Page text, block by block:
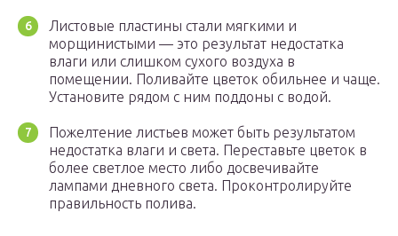
Листовые пластины стали мягкими и
морщинистыми — это результат недостатка
влаги или слишком сухого воздуха в
помещении. Поливайте цветок обильнее и чаще.
Установите рядом с ним поддоны с водой.
Пожелтение листьев может быть результатом
недостатка влаги и света. Переставьте цветок в
более светлое место либо досвечивайте
лампами дневного света. Проконтролируйте
правильность полива.